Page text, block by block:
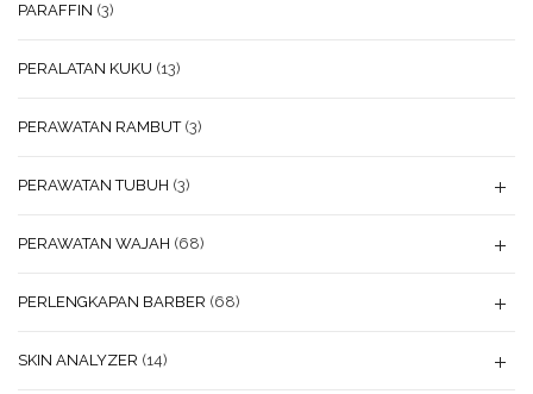
PARAFFIN (3)
PERALATAN KUKU (13)
PERAWATAN RAMBUT (3)
PERAWATAN TUBUH (3)
PERAWATAN WAJAH (68)
PERLENGKAPAN BARBER (68)
SKIN ANALYZER (14)